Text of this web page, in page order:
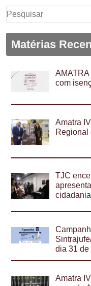
Pesquisar
por:
Matérias
com
Amatra
Regional
TJC
cidadania
dia 31 de
Amatra